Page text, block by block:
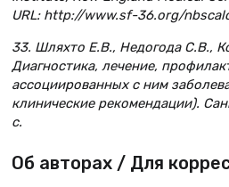
URL: http://www.sf-36.org/
33. Шляхто Е.В., Недогода С.В.,
Диагностика, лечение,
ассоциированных с ним
клинические рекомендации).
c.
Об авторах / Для